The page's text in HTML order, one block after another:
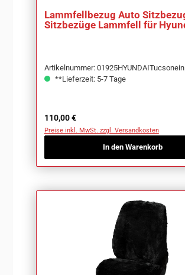
Lammfellbezug Auto
Sitzbezüge Lammfell für
Artikelnummer:
**Lieferzeit: 5-7 Tage
Regulärer Preis:
110,00 €
Preise inkl. MwSt. zzgl. Versandkosten
In den Warenkorb